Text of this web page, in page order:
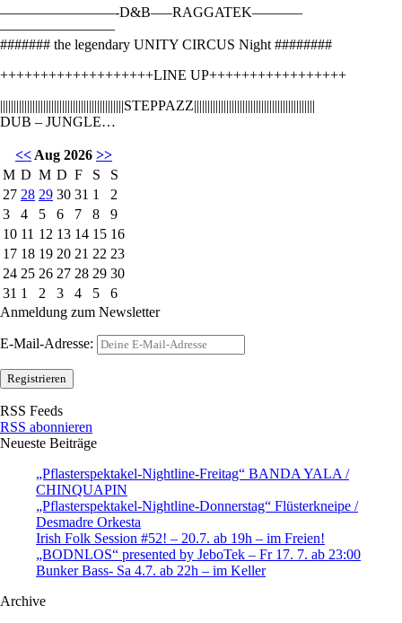
————————-D&B—–RAGGATEK———–
————————
####### the legendary UNITY CIRCUS Night ########
+++++++++++++++++++LINE UP+++++++++++++++++
||||||||||||||||||||||||||||||||||||||||||||||STEPPAZZ|||||||||||||||||||||||||||||||||||||||||||||
DUB – JUNGLE…
<< Aug 2026 >>
M D M D F S
S
27 28 29 30 31 1
2
3
4 5 6 7 8
9
10 11 12 13 14 15 16
17 18 19 20 21 22 23
24 25 26 27 28 29 30
31 1 2 3 4 5
6
Anmeldung zum Newsletter
E-Mail-Adresse:
RSS Feeds
RSS abonnieren
Neueste Beiträge
„Pflasterspektakel-Nightline-Freitag“ BANDA YALA /
CHINQUAPIN
„Pflasterspektakel-Nightline-Donnerstag“ Flüsterkneipe /
Desmadre Orkesta
Irish Folk Session #52! – 20.7. ab 19h – im Freien!
„BODNLOS“ presented by JeboTek – Fr 17. 7. ab 23:00
Bunker Bass- Sa 4.7. ab 22h – im Keller
Archive